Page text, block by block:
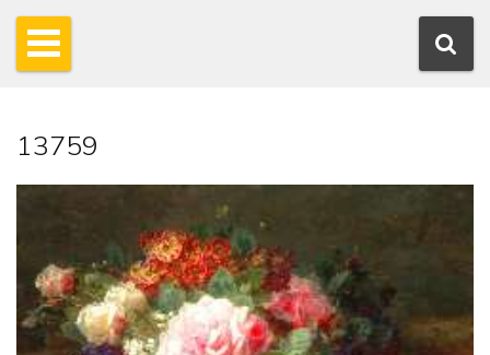
13759